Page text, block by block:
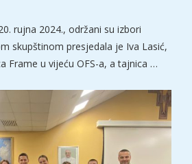
rujna 2024., održani su izbori
skupštinom presjedala je Iva Lasić,
Frame u vijeću OFS-a, a tajnica …